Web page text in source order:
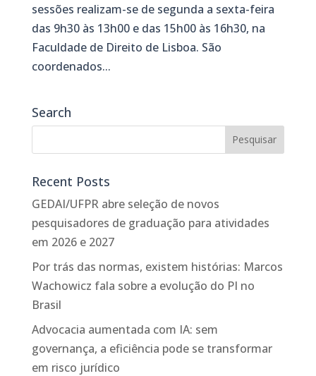
sessões realizam-se de segunda a sexta-feira
das 9h30 às 13h00 e das 15h00 às 16h30, na
Faculdade de Direito de Lisboa. São
coordenados...
Search
Recent Posts
GEDAI/UFPR abre seleção de novos
pesquisadores de graduação para atividades
em 2026 e 2027
Por trás das normas, existem histórias: Marcos
Wachowicz fala sobre a evolução do PI no
Brasil
Advocacia aumentada com IA: sem
governança, a eficiência pode se transformar
em risco jurídico